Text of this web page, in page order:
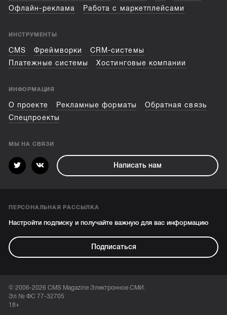
Офлайн-реклама
Работа с маркетплейсами
ИНСТРУМЕНТЫ
CMS Фреймворки
CRM-системы
Платежные системы
Хостинговые компании
ИНФОРМАЦИЯ
О проекте Рекламные форматы
Обратная связь
Спецпроекты
МЫ НА СВЯЗИ
Написать нам
ПЕРСОНАЛЬНАЯ РАССЫЛКА
Настройти подписку и получайте важную для вас информацию
Подписаться
© 2006-2026 CMS Magazine Электронное СМИ.
Эл № ФС 77-32705
18+